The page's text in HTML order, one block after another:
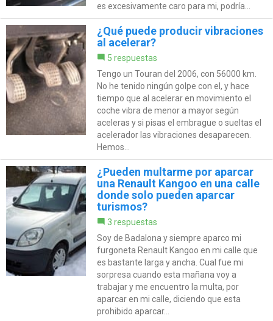
es excesivamente caro para mi, podría...
¿Qué puede producir vibraciones
al acelerar?
5 respuestas
Tengo un Touran del 2006, con 56000 km.
No he tenido ningún golpe con el, y hace
tiempo que al acelerar en movimiento el
coche vibra de menor a mayor según
aceleras y si pisas el embrague o sueltas el
acelerador las vibraciones desaparecen.
Hemos...
¿Pueden multarme por aparcar
una Renault Kangoo en una calle
donde solo pueden aparcar
turismos?
3 respuestas
Soy de Badalona y siempre aparco mi
furgoneta Renault Kangoo en mi calle que
es bastante larga y ancha. Cual fue mi
sorpresa cuando esta mañana voy a
trabajar y me encuentro la multa, por
aparcar en mi calle, diciendo que esta
prohibido aparcar...